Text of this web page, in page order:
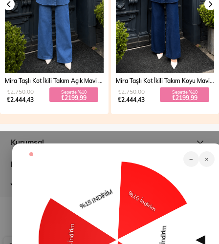
₺2.444,43
₺2.750,00 Sepette %10
₺2199,99
Mira Taşlı Kot İkili Takım Koyu Mavi 19286
₺2.444,43
₺2.750,00 Sepette %10
₺2199,99
Kurumsal
Müşteri İlişkileri
Yardım
modamihram.com - Tüm Hakları Saklıdır.
− ×